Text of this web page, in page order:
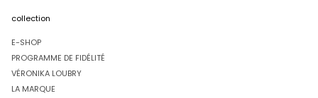
collection
E-SHOP
PROGRAMME DE FIDÉLITÉ
VÉRONIKA LOUBRY
LA MARQUE